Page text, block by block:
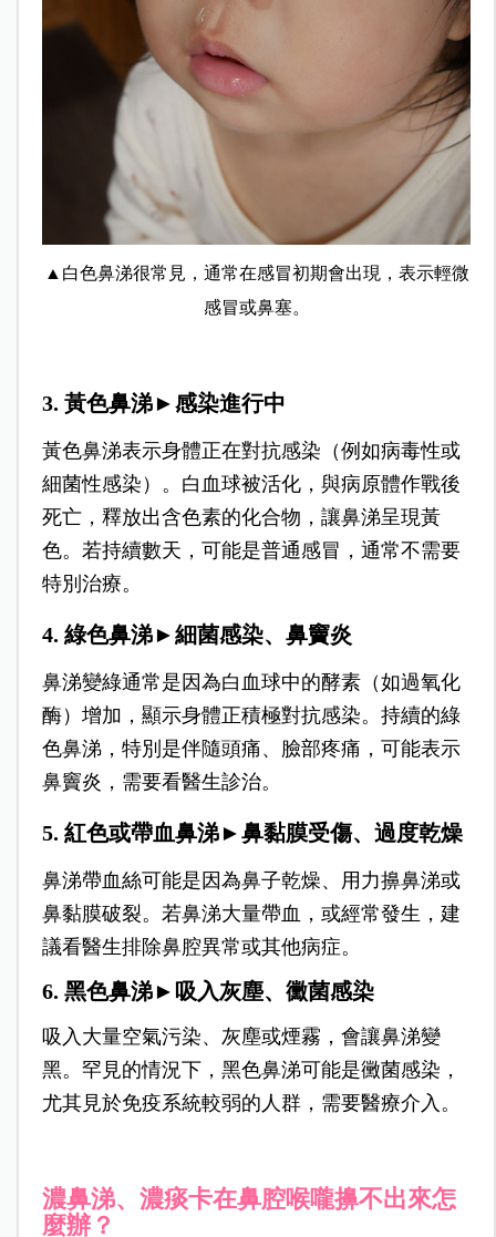
▲白色鼻涕很常見，通常在感冒初期會出現，表示輕微
感冒或鼻塞。
3. 黃色鼻涕►感染進行中
黃色鼻涕表示身體正在對抗感染（例如病毒性或
細菌性感染）。 白血球被活化，與病原體作戰後
死亡，釋放出含色素的化合物，讓鼻涕呈現黃
色。 若持續數天，可能是普通感冒，通常不需要
特別治療。
4. 綠色鼻涕►細菌感染、鼻竇炎
鼻涕變綠通常是因為白血球中的酵素（如過氧化
酶）增加，顯示身體正積極對抗感染。 持續的綠
色鼻涕，特別是伴隨頭痛、臉部疼痛，可能表示
鼻竇炎，需要看醫生診治。
5. 紅色或帶血鼻涕►鼻黏膜受傷、過度乾燥
鼻涕帶血絲可能是因為鼻子乾燥、用力擤鼻涕或
鼻黏膜破裂。 若鼻涕大量帶血，或經常發生，建
議看醫生排除鼻腔異常或其他病症。
6. 黑色鼻涕►吸入灰塵、黴菌感染
吸入大量空氣污染、灰塵或煙霧，會讓鼻涕變
黑。 罕見的情況下，黑色鼻涕可能是黴菌感染，
尤其見於免疫系統較弱的人群，需要醫療介入。
濃鼻涕、濃痰卡在鼻腔喉嚨擤不出來怎
麼辦？